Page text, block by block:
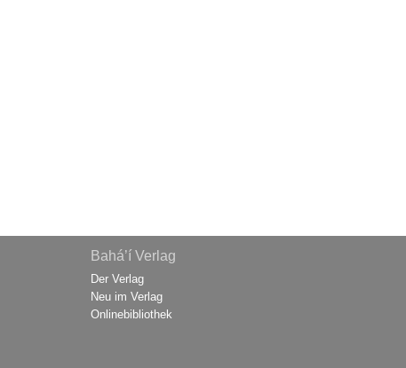
Bahá’í Verlag
Der Verlag
Neu im Verlag
Onlinebibliothek